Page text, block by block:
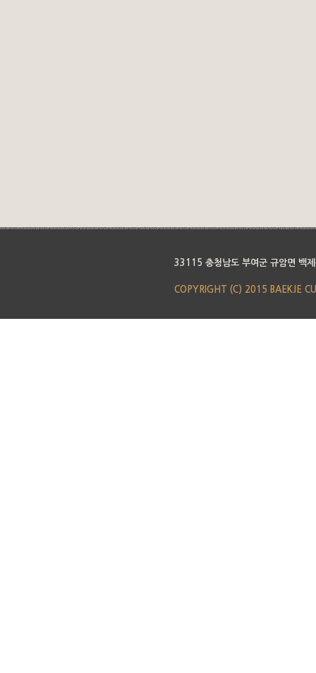
33115 충청남도 부여군 규암면 백
COPYRIGHT (C) 2015 BAEKJE